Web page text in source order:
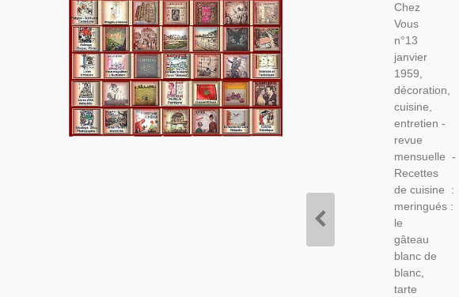
1959 -
Recettes
De
Cuisine
Traditionnelle
Chez
Vous
n°13
janvier
1959,
décoration,
cuisine,
entretien -
revue
mensuelle -
Recettes
de cuisine :
meringués :
le
gâteau
blanc de
blanc,
tarte